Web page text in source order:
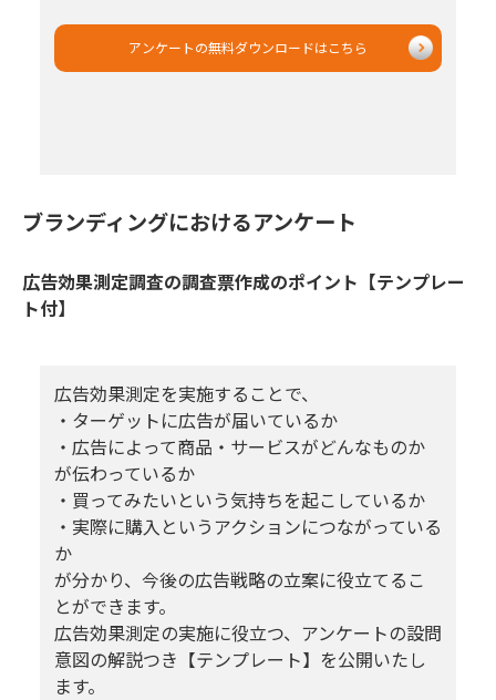
アンケートの無料ダウンロードはこちら
ブランディングにおけるアンケート
広告効果測定調査の調査票作成のポイント【テンプレー
ト付】
広告効果測定を実施することで、
・ターゲットに広告が届いているか
・広告によって商品・サービスがどんなものか
が伝わっているか
・買ってみたいという気持ちを起こしているか
・実際に購入というアクションにつながっている
か
が分かり、今後の広告戦略の立案に役立てるこ
とができます。
広告効果測定の実施に役立つ、アンケートの設問
意図の解説つき【テンプレート】を公開いたし
ます。